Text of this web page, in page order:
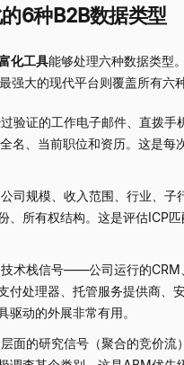
6种B2B数据类型
化工具能够处理六种数据类型
强大的现代平台则覆盖所有六种
验证的工作电子邮件、直拨手
名、当前职位和资历。这是每
公司规模、收入范围、行业、子
、所有权结构。这是评估ICP
技术栈信号——公司运行的CRM
付处理器、托管服务提供商、
驱动的外展非常有用。
面的研究信号（聚合的竞价流